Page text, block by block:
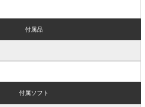
付属品
付属ソフト